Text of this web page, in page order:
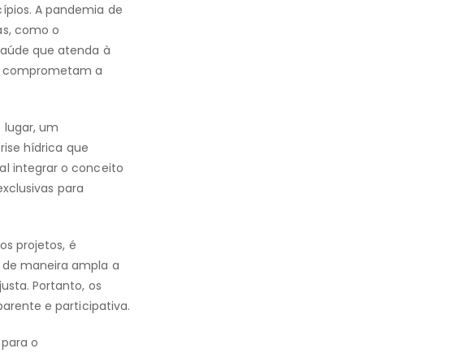
A pandemia de
como o
que atenda à
comprometam a
um
hídrica que
integrar o conceito
para
projetos, é
maneira ampla a
Portanto, os
e participativa.
o